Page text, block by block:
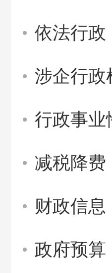
依法行政
涉企行政
行政事业
减税降费
财政信息
政府预算